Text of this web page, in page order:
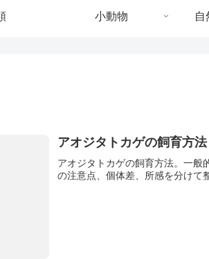
小動物 自
アオジタトカゲの飼育方法
アオジタトカゲの飼育方法。一般
の注意点、個体差、所感を分けて